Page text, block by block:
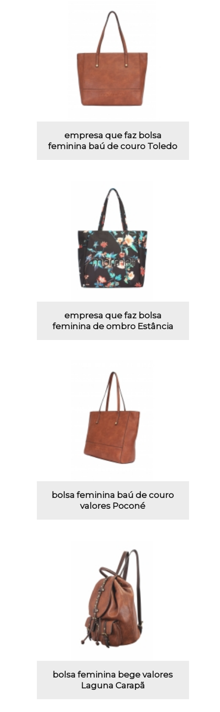
empresa que faz bolsa
feminina baú de couro Toledo
empresa que faz bolsa
feminina de ombro Estância
bolsa feminina baú de couro
valores Poconé
bolsa feminina bege valores
Laguna Carapã